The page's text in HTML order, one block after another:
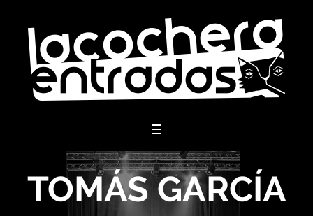
TOMÁS GARCÍA